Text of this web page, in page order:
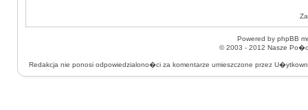
Powered by phpBB
© 2003 - 2012 Nasze
Redakcja nie ponosi odpowiedzialono�ci za komentarze umieszczone przez